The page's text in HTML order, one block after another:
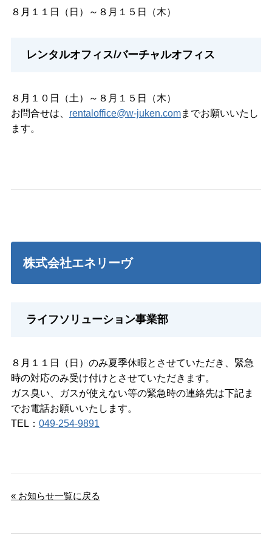
８月１１日（日）～８月１５日（木）
レンタルオフィス/バーチャルオフィス
８月１０日（土）～８月１５日（木）
お問合せは、 rentaloffice@w-juken.comまでお願いいたし
ます。
株式会社エネリーヴ
ライフソリューション事業部
８月１１日（日）のみ夏季休暇とさせていただき、緊急
時の対応のみ受け付けとさせていただきます。
ガス臭い、ガスが使えない等の緊急時の連絡先は下記ま
でお電話お願いいたします。
TEL： 049-254-9891
« お知らせ一覧に戻る